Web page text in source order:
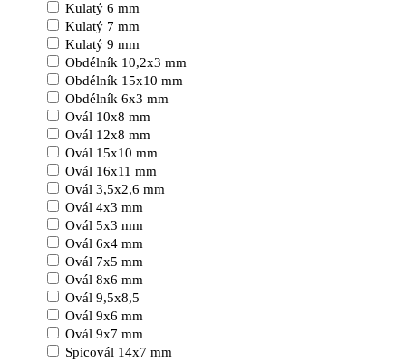
Kulatý 6 mm
Kulatý 7 mm
Kulatý 9 mm
Obdélník 10,2x3 mm
Obdélník 15x10 mm
Obdélník 6x3 mm
Ovál 10x8 mm
Ovál 12x8 mm
Ovál 15x10 mm
Ovál 16x11 mm
Ovál 3,5x2,6 mm
Ovál 4x3 mm
Ovál 5x3 mm
Ovál 6x4 mm
Ovál 7x5 mm
Ovál 8x6 mm
Ovál 9,5x8,5
Ovál 9x6 mm
Ovál 9x7 mm
Spicovál 14x7 mm